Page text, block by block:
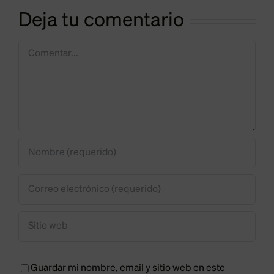
Deja tu comentario
Comentar
Guardar mi nombre, email y sitio web en este